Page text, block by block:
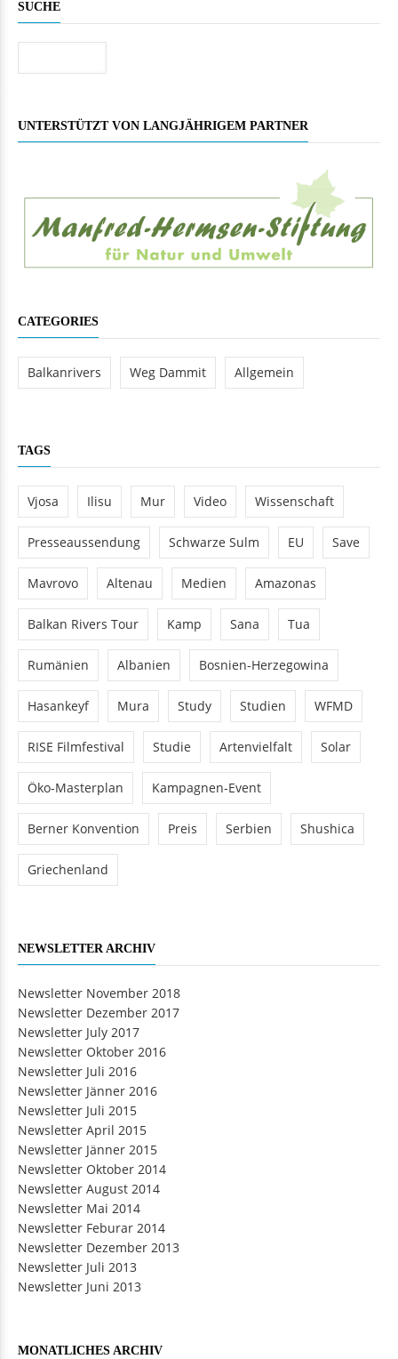
SUCHE
UNTERSTÜTZT VON LANGJÄHRIGEM PARTNER
CATEGORIES
Balkanrivers Weg Dammit Allgemein
TAGS
Vjosa Ilisu Mur Video Wissenschaft
Presseaussendung Schwarze Sulm EU Save
Mavrovo Altenau Medien Amazonas
Balkan Rivers Tour Kamp Sana Tua
Rumänien Albanien Bosnien-Herzegowina
Hasankeyf Mura Study Studien WFMD
RISE Filmfestival Studie Artenvielfalt Solar
Öko-Masterplan Kampagnen-Event
Berner Konvention Preis Serbien Shushica
Griechenland
NEWSLETTER ARCHIV
Newsletter November 2018
Newsletter Dezember 2017
Newsletter July 2017
Newsletter Oktober 2016
Newsletter Juli 2016
Newsletter Jänner 2016
Newsletter Juli 2015
Newsletter April 2015
Newsletter Jänner 2015
Newsletter Oktober 2014
Newsletter August 2014
Newsletter Mai 2014
Newsletter Feburar 2014
Newsletter Dezember 2013
Newsletter Juli 2013
Newsletter Juni 2013
MONATLICHES ARCHIV